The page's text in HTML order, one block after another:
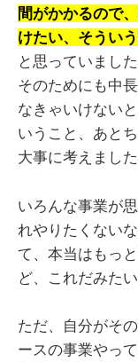
間がかかるので
けたい、そうい
と思っていました
そのためにも中
なきゃいけない
いうこと、あと
大事に考えました
いろんな事業が
れやりたくない
て、本当はもっ
ど、これだみた
ただ、自分がそ
ースの事業やっ